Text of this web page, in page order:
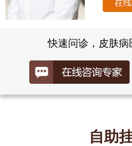
快速问诊，皮肤
自助